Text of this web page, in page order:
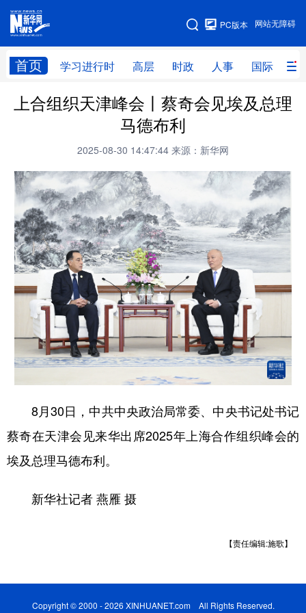
网站无障碍
PC版本
首页 学习进行时 高层 时政 人事 国际 财
网站地图
学习进行时 高层 时政 人事
财经 网评
科技 科创 体育
文化 书画 健康 军事
访谈 视频 图片 政务
法律 中央文件 金融 汽车
食品 人居 信息化 数字经济
学术中国 银龄 溯源中国
城市 旅游 能源 会展
公益 一带一路 亚太网 上市公司
地方频道
浙江 安徽 福建 江西
上合组织天津峰会丨蔡奇会见埃及总理
马德布利
2025-08-30 14:47:44 来源：新华网
8月30日，中共中央政治局常委、中央书记处书记
蔡奇在天津会见来华出席2025年上海合作组织峰会的
埃及总理马德布利。
新华社记者 燕雁 摄
【责任编辑:施歌】
Copyright © 2000 - 2026 XINHUANET.com All Rights Reserved.